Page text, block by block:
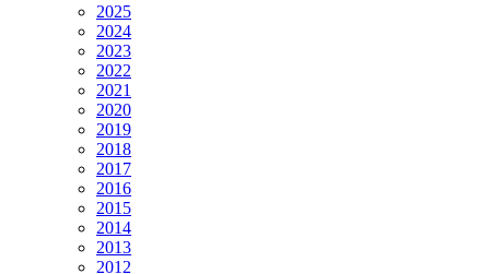
2025
2024
2023
2022
2021
2020
2019
2018
2017
2016
2015
2014
2013
2012